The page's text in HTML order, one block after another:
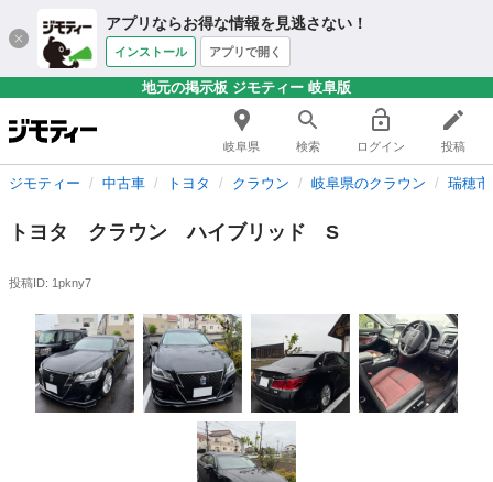
アプリならお得な情報を見逃さない！
インストール アプリで開く
地元の掲示板 ジモティー 岐阜版
岐阜県 検索 ログイン 投稿
ジモティー 中古車 トヨタ クラウン 岐阜県のクラウン 瑞穂
トヨタ クラウン ハイブリッド S
投稿ID: 1pkny7